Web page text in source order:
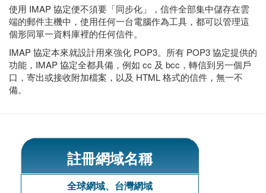
使用 IMAP 協定便不須要「同步化」，信件全部集中儲存在雲
端的郵件主機中，使用任何一台電腦作為工具，都可以管理這
個形同單一資料庫裡的任何信件。
IMAP 協定本來就設計用來強化 POP3。所有 POP3 協定提供的
功能，IMAP 協定全都具備，例如 cc 及 bcc，轉信到另一個戶
口，寄出或接收附加檔案，以及 HTML 格式的信件，無一不
備。
註冊網域名稱
全球網域、台灣網域